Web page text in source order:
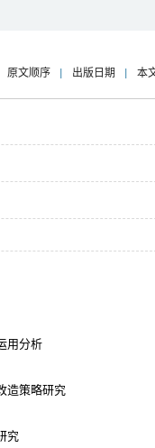
原文顺序 出版日期 本